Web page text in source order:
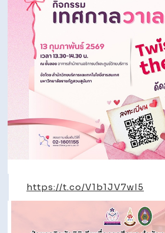
https://t.co/V1b1JV7wI5